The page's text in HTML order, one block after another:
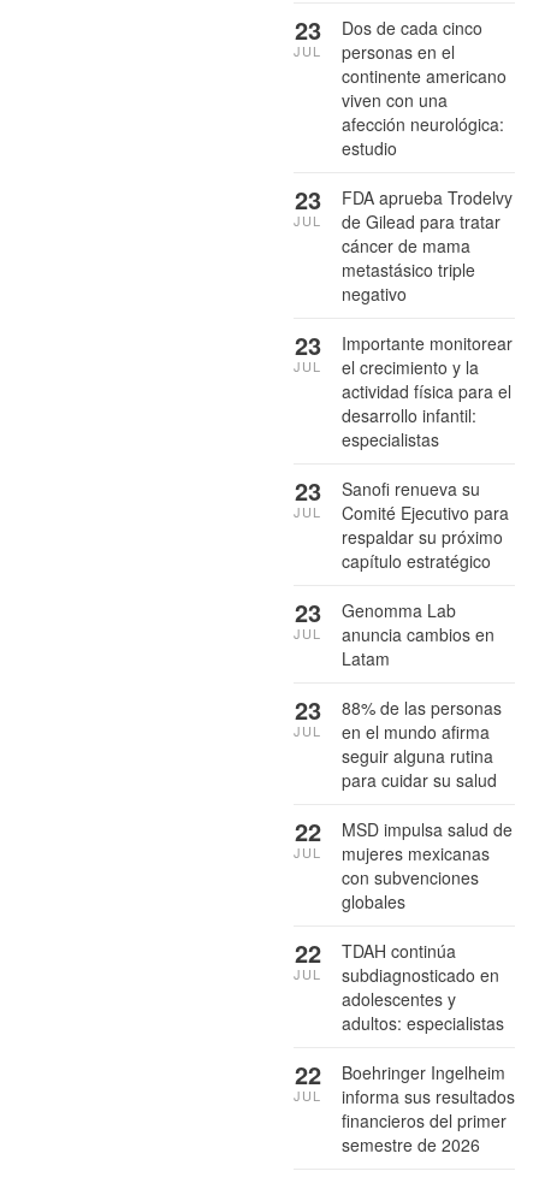
Dos de cada cinco
personas en el
continente americano
viven con una
afección neurológica:
estudio
23
JUL
FDA aprueba Trodelvy
de Gilead para tratar
cáncer de mama
metastásico triple
negativo
23
JUL
Importante monitorear
el crecimiento y la
actividad física para el
desarrollo infantil:
especialistas
23
JUL
Sanofi renueva su
Comité Ejecutivo para
respaldar su próximo
capítulo estratégico
23
JUL
Genomma Lab
anuncia cambios en
Latam
23
JUL
88% de las personas
en el mundo afirma
seguir alguna rutina
para cuidar su salud
23
JUL
MSD impulsa salud de
mujeres mexicanas
con subvenciones
globales
22
JUL
TDAH continúa
subdiagnosticado en
adolescentes y
adultos: especialistas
22
JUL
Boehringer Ingelheim
informa sus resultados
financieros del primer
semestre de 2026
22
JUL